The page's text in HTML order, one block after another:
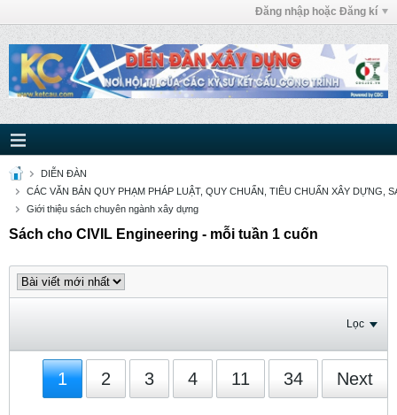
Đăng nhập hoặc Đăng kí
DIỄN ĐÀN
CÁC VĂN BẢN QUY PHẠM PHÁP LUẬT, QUY CHUẨN, TIÊU CHUẨN XÂY DỰNG,
Giới thiệu sách chuyên ngành xây dựng
Sách cho CIVIL Engineering - mỗi tuần 1 cuốn
Lọc
1 2 3 4 11 34 Next